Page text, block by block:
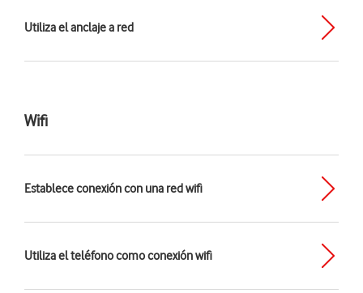
Utiliza el anclaje a red
Wifi
Establece conexión con una red wifi
Utiliza el teléfono como conexión wifi